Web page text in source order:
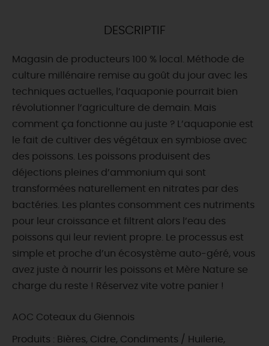
DEMAIN
CETTE SEMAINE
TOUT L'AGENDA
DESCRIPTIF
Magasin de producteurs 100 % local. Méthode de
culture millénaire remise au goût du jour avec les
techniques actuelles, l’aquaponie pourrait bien
révolutionner l’agriculture de demain. Mais
comment ça fonctionne au juste ? L’aquaponie est
le fait de cultiver des végétaux en symbiose avec
des poissons. Les poissons produisent des
déjections pleines d’ammonium qui sont
transformées naturellement en nitrates par des
bactéries. Les plantes consomment ces nutriments
pour leur croissance et filtrent alors l’eau des
poissons qui leur revient propre. Le processus est
simple et proche d’un écosystème auto-géré, vous
avez juste à nourrir les poissons et Mère Nature se
charge du reste ! Réservez vite votre panier !
AOC Coteaux du Giennois
Produits : Bières, Cidre, Condiments / Huilerie,